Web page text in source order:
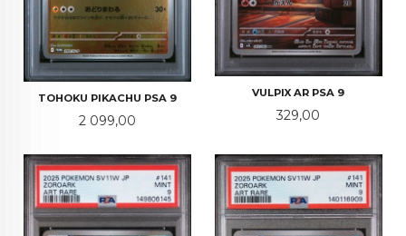
TOHOKU PIKACHU PSA 9
Pris
2 099,00
VULPIX AR PSA 9
Pris
329,00